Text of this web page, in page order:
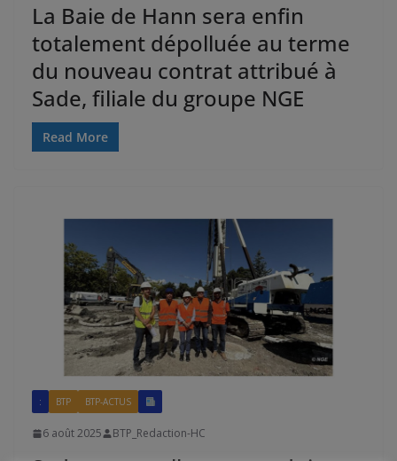
La Baie de Hann sera enfin
totalement dépolluée au terme
du nouveau contrat attribué à
Sade, filiale du groupe NGE
Read More
: BTP BTP-ACTUS
6 août 2025 BTP_Redaction-HC